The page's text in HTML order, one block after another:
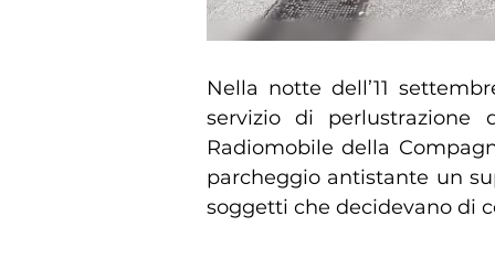
Nella notte dell’11
servizio di perlustrazione
Radiomobile della
parcheggio antistante un
soggetti che decidevano di